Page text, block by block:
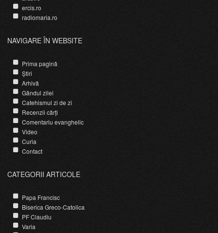
ercis.ro
radiomaria.ro
NAVIGARE ÎN WEBSITE
Prima pagină
Știri
Arhivă
Gândul zilei
Catehismul zi de zi
Recenzii cărți
Comentariu evanghelic
Video
Curia
Contact
CATEGORII ARTICOLE
Papa Francisc
Biserica Greco-Catolica
PF Claudiu
Varia